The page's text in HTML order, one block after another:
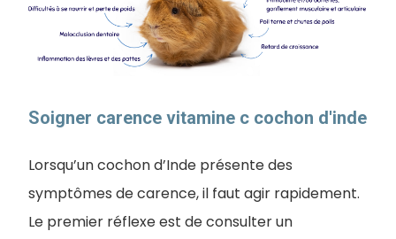
Soigner carence vitamine c cochon d'inde
Lorsqu’un cochon d’Inde présente des
symptômes de carence, il faut agir rapidement.
Le premier réflexe est de consulter un